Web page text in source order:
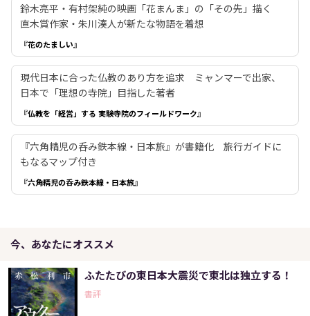
鈴木亮平・有村架純の映画「花まんま」の「その先」描く
直木賞作家・朱川湊人が新たな物語を着想
『花のたましい』
現代日本に合った仏教のあり方を追求 ミャンマーで出家、
日本で「理想の寺院」目指した著者
『仏教を「経営」する 実験寺院のフィールドワーク』
『六角精児の呑み鉄本線・日本旅』が書籍化 旅行ガイドに
もなるマップ付き
『六角精児の呑み鉄本線・日本旅』
今、あなたにオススメ
ふたたびの東日本大震災で東北は独立する！
書評